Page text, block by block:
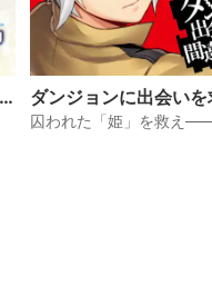
ダンジョンに出会い
は間違っているだろう
囚われた「姫」を救え――